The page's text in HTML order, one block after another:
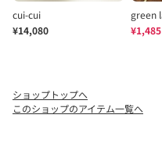
ショップトップへ
このショップのアイテム一覧へ